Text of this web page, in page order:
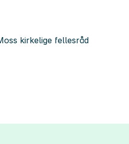
kirkelige fellesråd